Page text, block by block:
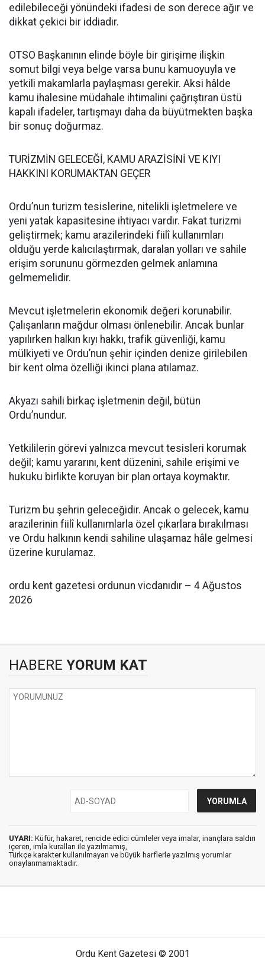
edilebileceği yönündeki ifadesi de son derece ağır ve
dikkat çekici bir iddiadır.
OTSO Başkanının elinde böyle bir girişime ilişkin
somut bilgi veya belge varsa bunu kamuoyuyla ve
yetkili makamlarla paylaşması gerekir. Aksi hâlde
kamu ihalesine müdahale ihtimalini çağrıştıran üstü
kapalı ifadeler, tartışmayı daha da büyütmekten başka
bir sonuç doğurmaz.
TURİZMİN GELECEĞİ, KAMU ARAZİSİNİ VE KIYI
HAKKINI KORUMAKTAN GEÇER
Ordu’nun turizm tesislerine, nitelikli işletmelere ve
yeni yatak kapasitesine ihtiyacı vardır. Fakat turizmi
geliştirmek; kamu arazilerindeki fiilî kullanımları
olduğu yerde kalıcılaştırmak, daralan yolları ve sahile
erişim sorununu görmezden gelmek anlamına
gelmemelidir.
Mevcut işletmelerin ekonomik değeri korunabilir.
Çalışanların mağdur olması önlenebilir. Ancak bunlar
yapılırken halkın kıyı hakkı, trafik güvenliği, kamu
mülkiyeti ve Ordu’nun şehir içinden denize girilebilen
bir kent olma özelliği ikinci plana atılamaz.
Akyazı sahili birkaç işletmenin değil, bütün
Ordu’nundur.
Yetkililerin görevi yalnızca mevcut tesisleri korumak
değil; kamu yararını, kent düzenini, sahile erişimi ve
hukuku birlikte koruyan bir plan ortaya koymaktır.
Turizm bu şehrin geleceğidir. Ancak o gelecek, kamu
arazilerinin fiilî kullanımlarla özel çıkarlara bırakılması
ve Ordu halkının kendi sahiline ulaşamaz hâle gelmesi
üzerine kurulamaz.
ordu kent gazetesi ordunun vicdanıdır – 4 Ağustos
2026
HABERE YORUM KAT
UYARI: Küfür, hakaret, rencide edici cümleler veya imalar, inançlara saldırı
içeren, imla kuralları ile yazılmamış,
Türkçe karakter kullanılmayan ve büyük harflerle yazılmış yorumlar
onaylanmamaktadır.
Ordu Kent Gazetesi © 2001